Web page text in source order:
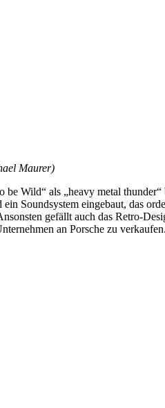
Maurer)
Wild“ als „heavy metal
Soundsystem eingebaut, das
gefällt auch das Retro-
an Porsche zu